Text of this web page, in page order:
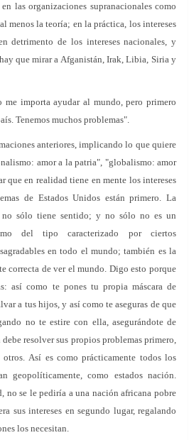
las organizaciones supranacionales como
menos la teoría; en la práctica, los intereses
detrimento de los intereses nacionales, y
que mirar a Afganistán, Irak, Libia, Siria y
importa ayudar al mundo, pero primero
Tenemos muchos problemas".
anteriores, implicando lo que quiere
amor a la patria", "globalismo: amor
que en realidad tiene en mente los intereses
de Estados Unidos están primero. La
no sólo tiene sentido; y no sólo no es un
del tipo caracterizado por ciertos
en todo el mundo; también es la
correcta de ver el mundo. Digo esto porque
así como te pones tu propia máscara de
a tus hijos, y así como te aseguras de que
no te estire con ella, asegurándote de
resolver sus propios problemas primero,
Así es como prácticamente todos los
geopolíticamente, como estados nación.
no se le pediría a una nación africana pobre
sus intereses en segundo lugar, regalando
los necesitan.